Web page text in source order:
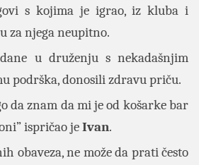
s kojima je igrao, iz kluba i
za njega neupitno.
u druženju s nekadašnjim
podrška, donosili zdravu priču.
da znam da mi je od košarke bar
ispričao jeIvan.
obaveza, ne može da prati često